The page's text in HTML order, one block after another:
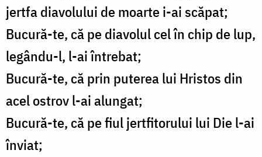
jertfa diavolului de moarte i-ai scăpat;
Bucură-te, că pe diavolul cel în chip de lup,
legându-l, l-ai întrebat;
Bucură-te, că prin puterea lui Hristos din
acel ostrov l-ai alungat;
Bucură-te, că pe fiul jertfitorului lui Die l-ai
înviat;